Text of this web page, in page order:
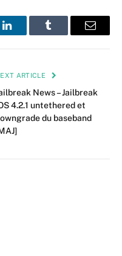
LinkedInTumblr Email
ARTICLE
News – Jailbreak
4.2.1 untethered et
du baseband